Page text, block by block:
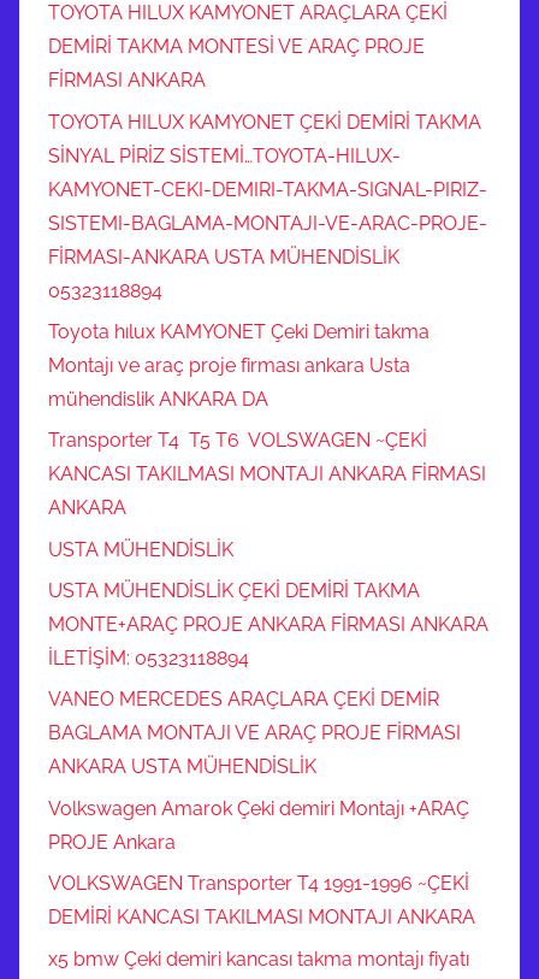
TOYOTA HILUX KAMYONET ARAÇLARA ÇEKİ
DEMİRİ TAKMA MONTESİ VE ARAÇ PROJE
FİRMASI ANKARA
TOYOTA HILUX KAMYONET ÇEKİ DEMİRİ TAKMA
SİNYAL PİRİZ SİSTEMİ…TOYOTA-HILUX-
KAMYONET-CEKI-DEMIRI-TAKMA-SIGNAL-PIRIZ-
SISTEMI-BAGLAMA-MONTAJI-VE-ARAC-PROJE-
FİRMASI-ANKARA USTA MÜHENDİSLİK
05323118894
Toyota hılux KAMYONET Çeki Demiri takma
Montajı ve araç proje firması ankara Usta
mühendislik ANKARA DA
Transporter T4 T5 T6 VOLSWAGEN ~ÇEKİ
KANCASI TAKILMASI MONTAJI ANKARA FİRMASI
ANKARA
USTA MÜHENDİSLİK
USTA MÜHENDİSLİK ÇEKİ DEMİRİ TAKMA
MONTE+ARAÇ PROJE ANKARA FİRMASI ANKARA
İLETİŞİM: 05323118894
VANEO MERCEDES ARAÇLARA ÇEKİ DEMİR
BAGLAMA MONTAJI VE ARAÇ PROJE FİRMASI
ANKARA USTA MÜHENDİSLİK
Volkswagen Amarok Çeki demiri Montajı +ARAÇ
PROJE Ankara
VOLKSWAGEN Transporter T4 1991-1996 ~ÇEKİ
DEMİRİ KANCASI TAKILMASI MONTAJI ANKARA
x5 bmw Çeki demiri kancası takma montajı fiyatı